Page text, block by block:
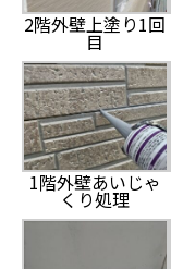
2階外壁上塗り1回
目
1階外壁あいじゃ
くり処理